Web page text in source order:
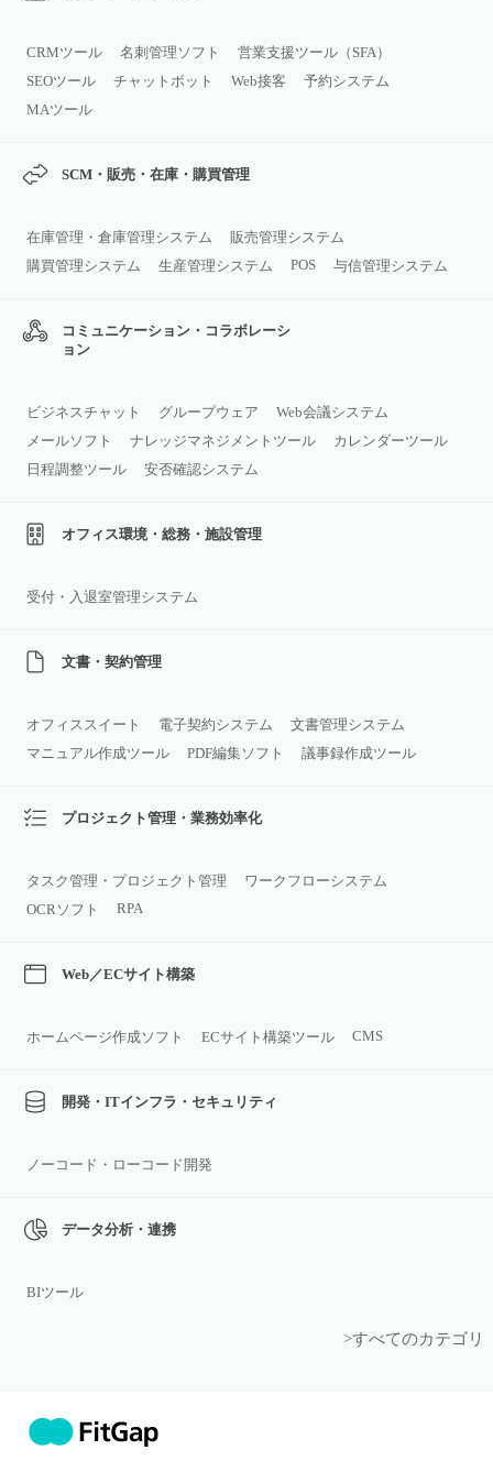
CRMツール 名刺管理ソフト
営業支援ツール（SFA）
SEOツール
チャットボット Web接客
予約システム
MAツール
SCM・販売・在庫・購買管理
在庫管理・倉庫管理システム
販売管理システム
購買管理システム
生産管理システム POS 与信管理システム
コミュニケーション・コラボレーシ
ョン
ビジネスチャット グループウェア
Web会議システム
メールソフト
ナレッジマネジメントツール
カレンダーツール
日程調整ツール
安否確認システム
オフィス環境・総務・施設管理
受付・入退室管理システム
文書・契約管理
オフィススイート 電子契約システム
文書管理システム
マニュアル作成ツール
PDF編集ソフト 議事録作成ツール
プロジェクト管理・業務効率化
タスク管理・プロジェクト管理
ワークフローシステム
OCRソフト
RPA
Web／ECサイト構築
ホームページ作成ソフト ECサイト構築ツール CMS
開発・ITインフラ・セキュリティ
ノーコード・ローコード開発
データ分析・連携
BIツール
>すべてのカテゴリ